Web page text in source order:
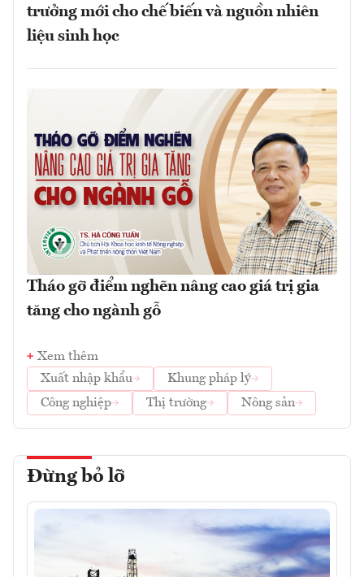
trưởng mới cho chế biến và nguồn nhiên
liệu sinh học
Tháo gỡ điểm nghẽn nâng cao giá trị gia
tăng cho ngành gỗ
Xem thêm
Xuất nhập khẩu
Khung pháp lý
Công nghiệp
Thị trường Nông sản
Đừng bỏ lỡ